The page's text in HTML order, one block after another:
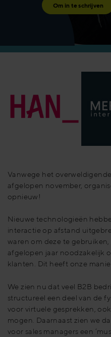
Om in te schrijven
Vanwege het
afgelopen november,
opnieuw!
Nieuwe technologieën
interactie op afstand
waren om deze te
afgelopen jaar noodzakelijk
klanten. Dit heeft onze
We zien nu dat veel B2B
structureel een deel van de
voor virtuele gesprekken,
mogen. Daarnaast zien we
voor sales managers een